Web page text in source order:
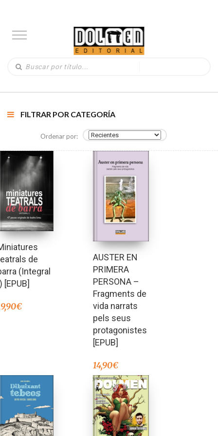
FILTRAR POR CATEGORÍA
Ordenar por:
de
(Integral
[EPUB]
€
AUSTER EN
PRIMERA
PERSONA –
Fragments de
vida narrats
pels seus
protagonistes
[EPUB]
14,90€